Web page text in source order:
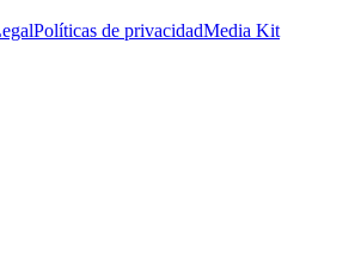
Políticas de privacidadMedia Kit